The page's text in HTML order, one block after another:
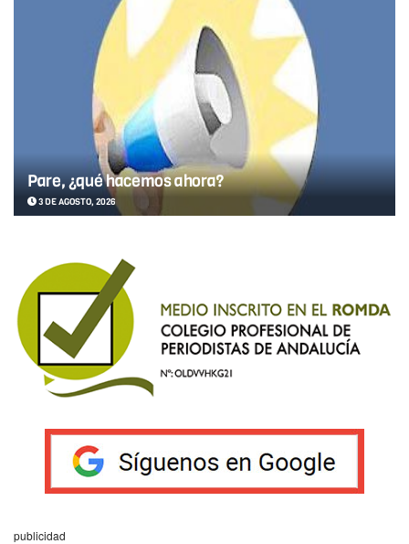
Pare, ¿qué hacemos ahora?
3 DE AGOSTO, 2026
publicidad